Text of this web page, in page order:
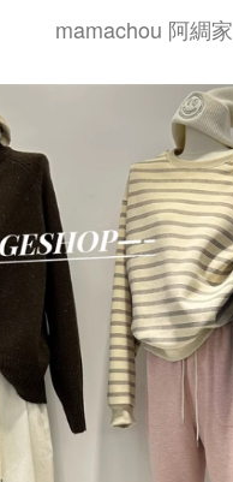
mamachou 阿綢家